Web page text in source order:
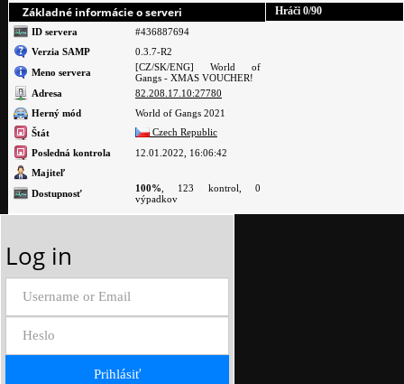
Základné informácie o serveri
ID servera
#436887694
Verzia SAMP
0.3.7-R2
Meno servera
[CZ/SK/ENG] World of
Gangs - XMAS VOUCHER!
Adresa
82.208.17.10:27780
Herný mód
World of Gangs 2021
Štát
Czech Republic
Posledná kontrola
12.01.2022, 16:06:42
Majiteľ
Dostupnosť
100% , 123 kontrol, 0
výpadkov
Hráči 0/90
Log in